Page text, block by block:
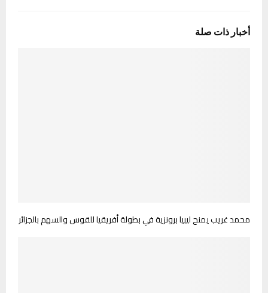
أخبار ذات صلة
محمد غريب يمنح ليبيا برونزية في بطولة أفريقيا للقوس والسهم بالجزائر